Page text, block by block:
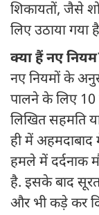
शिकायतों, जैसे
लिए उठाया गया
क्या हैं नए
नए नियमों के
पालने के लिए 10
लिखित सहमति
ही में
हमले में दर्दनाक
है. इसके बाद
और भी कड़े कर